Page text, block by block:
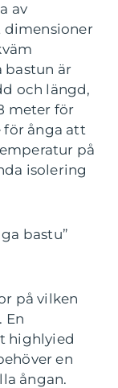
av
dimensioner
bastun är
och längd,
meter för
ånga att
på
isolering
bastu”
på vilken
En
highlyied
en
ångan.